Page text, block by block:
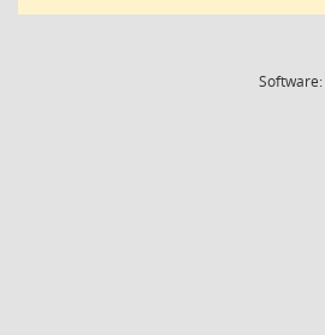
Software: